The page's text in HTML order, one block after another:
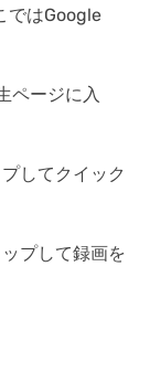
ではGoogle
ページに入
してクイック
プして録画を